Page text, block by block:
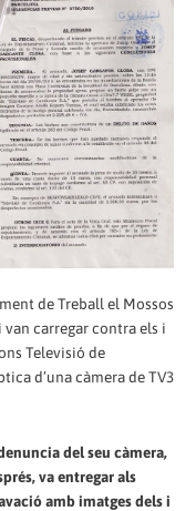
de Treball el Mossos
van carregar contra els i
Televisió de
d’una càmera de TV3
del seu càmera,
va entregar als
amb imatges dels i